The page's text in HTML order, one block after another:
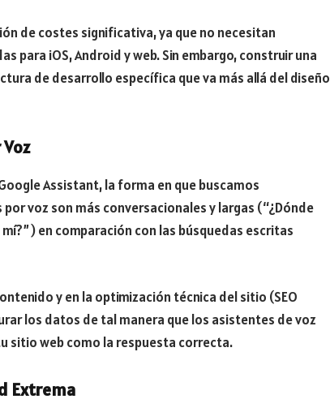
de costes significativa, ya que no necesitan
para iOS, Android y web. Sin embargo, construir una
de desarrollo específica que va más allá del diseño
Assistant, la forma en que buscamos
voz son más conversacionales y largas (“¿Dónde
en comparación con las búsquedas escritas
y en la optimización técnica del sitio (SEO
los datos de tal manera que los asistentes de voz
sitio web como la respuesta correcta.
Extrema